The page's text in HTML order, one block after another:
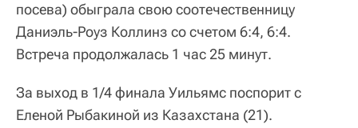
посева) обыграла свою соотечественницу
Даниэль-Роуз Коллинз со счетом 6:4, 6:4.
Встреча продолжалась 1 час 25 минут.
За выход в 1/4 финала Уильямс поспорит с
Еленой Рыбакиной из Казахстана (21).